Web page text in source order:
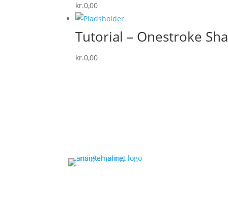
kr.0,00
Tutorial – Onestroke
kr.0,00